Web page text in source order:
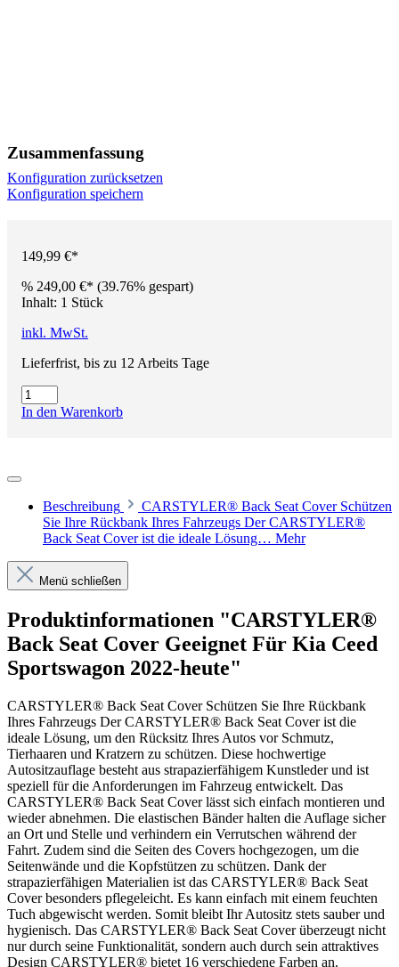
Zusammenfassung
Konfiguration zurücksetzen
Konfiguration speichern
149,99 €*
% 249,00 €* (39.76% gespart)
Inhalt: 1 Stück
inkl. MwSt.
Lieferfrist, bis zu 12 Arbeits Tage
In den Warenkorb
Beschreibung
CARSTYLER® Back Seat Cover Schützen
Sie Ihre Rückbank Ihres Fahrzeugs Der CARSTYLER®
Back Seat Cover ist die ideale Lösung… Mehr
Menü schließen
Produktinformationen "CARSTYLER®
Back Seat Cover Geeignet Für Kia Ceed
Sportswagon 2022-heute"
CARSTYLER® Back Seat Cover Schützen Sie Ihre Rückbank
Ihres Fahrzeugs Der CARSTYLER® Back Seat Cover ist die
ideale Lösung, um den Rücksitz Ihres Autos vor Schmutz,
Tierhaaren und Kratzern zu schützen. Diese hochwertige
Autositzauflage besteht aus strapazierfähigem Kunstleder und ist
speziell für die Anforderungen im Fahrzeug entwickelt. Das
CARSTYLER® Back Seat Cover lässt sich einfach montieren und
wieder abnehmen. Die elastischen Bänder halten die Auflage sicher
an Ort und Stelle und verhindern ein Verrutschen während der
Fahrt. Zudem sind die Seiten des Covers hochgezogen, um die
Seitenwände und die Kopfstützen zu schützen. Dank der
strapazierfähigen Materialien ist das CARSTYLER® Back Seat
Cover besonders pflegeleicht. Es kann einfach mit einem feuchten
Tuch abgewischt werden. Somit bleibt Ihr Autositz stets sauber und
hygienisch. Das CARSTYLER® Back Seat Cover überzeugt nicht
nur durch seine Funktionalität, sondern auch durch sein attraktives
Design CARSTYLER® bietet 16 verschiedene Farben an.